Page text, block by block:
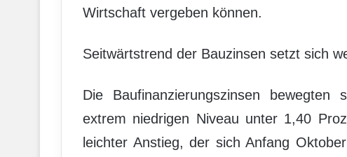
Wirtschaft vergeben können.
Seitwärtstrend der Bauzinsen setzt sich
Die Baufinanzierungszinsen
extrem niedrigen Niveau unter 1,40
leichter Anstieg, der sich Anfang